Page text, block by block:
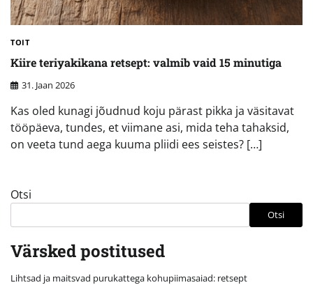
TOIT
Kiire teriyakikana retsept: valmib vaid 15 minutiga
31. Jaan 2026
Kas oled kunagi jõudnud koju pärast pikka ja väsitavat
tööpäeva, tundes, et viimane asi, mida teha tahaksid,
on veeta tund aega kuuma pliidi ees seistes? […]
Otsi
Otsi
Värsked postitused
Lihtsad ja maitsvad purukattega kohupiimasaiad: retsept